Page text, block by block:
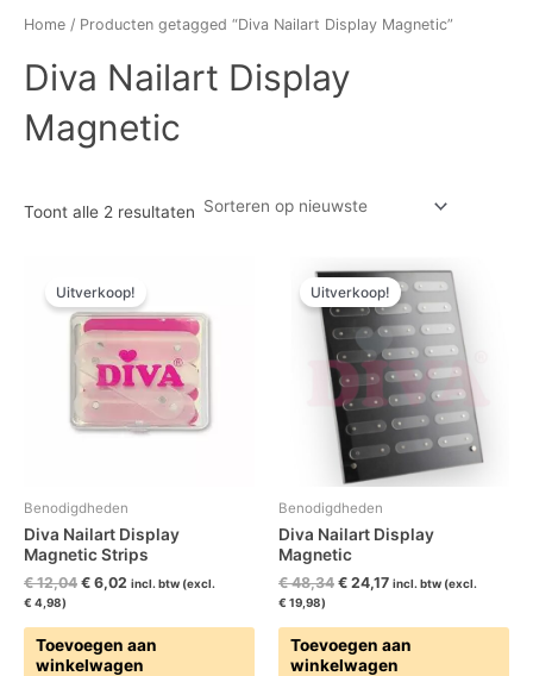
Home / Producten getagged “Diva Nailart Display Magnetic”
Diva Nailart Display
Magnetic
Toont alle 2 resultaten
Uitverkoop!
Benodigdheden
Diva Nailart Display
Magnetic Strips
€12,04
prijs
was:
€ 12,04.
€ 6,02
prijs
is:
€ 6,02.
incl. btw (excl.
€ 4,98)
Toevoegen aan
winkelwagen
Uitverkoop!
Benodigdheden
Diva Nailart Display
Magnetic
€48,34
prijs
was:
€ 48,34.
€ 24,17
prijs
is:
€ 24,17.
incl. btw (excl.
€ 19,98)
Toevoegen aan
winkelwagen